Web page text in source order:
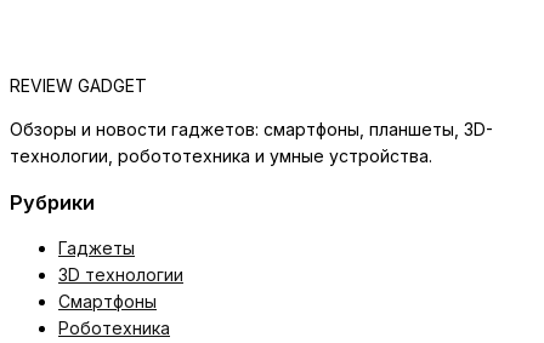
REVIEW GADGET
Обзоры и новости гаджетов: смартфоны, планшеты, 3D-
технологии, робототехника и умные устройства.
Рубрики
Гаджеты
3D технологии
Смартфоны
Роботехника